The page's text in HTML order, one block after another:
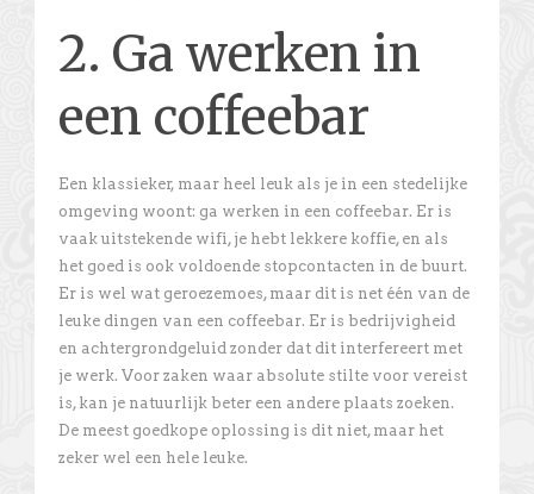
2. Ga werken in
een coffeebar
Een klassieker, maar heel leuk als je in een stedelijke
omgeving woont: ga werken in een coffeebar. Er is
vaak uitstekende wifi, je hebt lekkere koffie, en als
het goed is ook voldoende stopcontacten in de buurt.
Er is wel wat geroezemoes, maar dit is net één van de
leuke dingen van een coffeebar. Er is bedrijvigheid
en achtergrondgeluid zonder dat dit interfereert met
je werk. Voor zaken waar absolute stilte voor vereist
is, kan je natuurlijk beter een andere plaats zoeken.
De meest goedkope oplossing is dit niet, maar het
zeker wel een hele leuke.